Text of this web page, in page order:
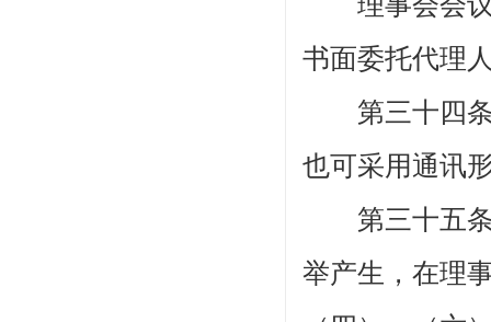
书面委托代理
第三十四
也可采用通讯
第三十五
举产生，在理